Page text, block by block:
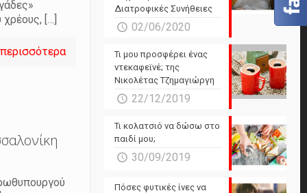
χρέους, […]
Διατροφικές Συνήθειες
02/06/2020
Τι μου προσφέρει ένας
ντεκαφεϊνέ; της
Νικολέτας Τζημαγιώργη
22/12/2019
Τι κολατσιό να δώσω στο
παιδί μου;
30/09/2019
Πόσες φυτικές ίνες να